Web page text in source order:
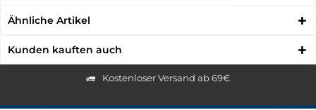
Ähnliche Artikel
Kunden kauften auch
Kostenloser Versand ab 69€